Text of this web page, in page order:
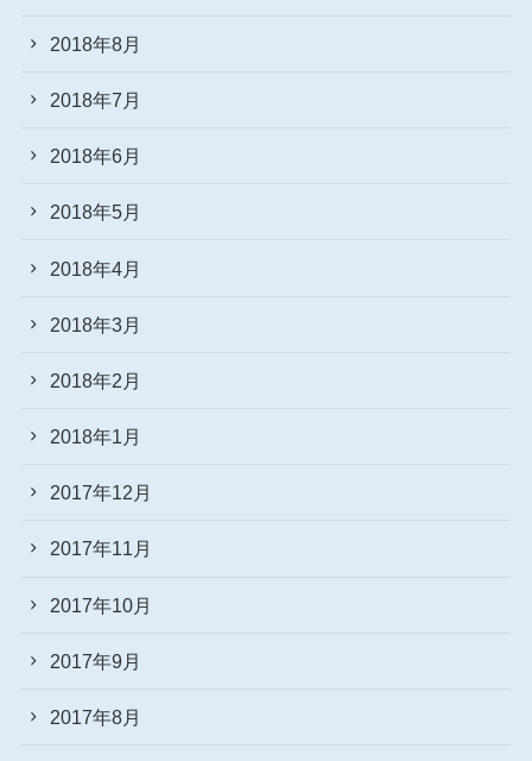
2018年8月
2018年7月
2018年6月
2018年5月
2018年4月
2018年3月
2018年2月
2018年1月
2017年12月
2017年11月
2017年10月
2017年9月
2017年8月